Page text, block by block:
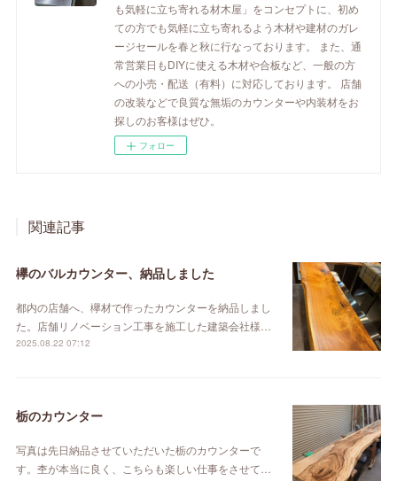
も気軽に立ち寄れる材木屋」をコンセプトに、初め
ての方でも気軽に立ち寄れるよう木材や建材のガレ
ージセールを春と秋に行なっております。 また、通
常営業日もDIYに使える木材や合板など、一般の方
への小売・配送（有料）に対応しております。 店舗
の改装などで良質な無垢のカウンターや内装材をお
探しのお客様はぜひ。
フォロー
関連記事
欅のバルカウンター、納品しました
都内の店舗へ、欅材で作ったカウンターを納品しまし
た。店舗リノベーション工事を施工した建築会社様…
2025.08.22 07:12
栃のカウンター
写真は先日納品させていただいた栃のカウンターで
す。杢が本当に良く、こちらも楽しい仕事をさせて…